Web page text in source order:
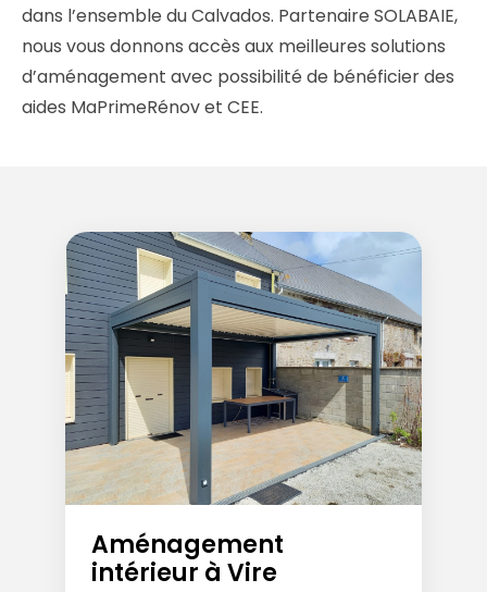
dans l’ensemble du Calvados. Partenaire SOLABAIE,
nous vous donnons accès aux meilleures solutions
d’aménagement avec possibilité de bénéficier des
aides MaPrimeRénov et CEE.
Aménagement
intérieur à Vire